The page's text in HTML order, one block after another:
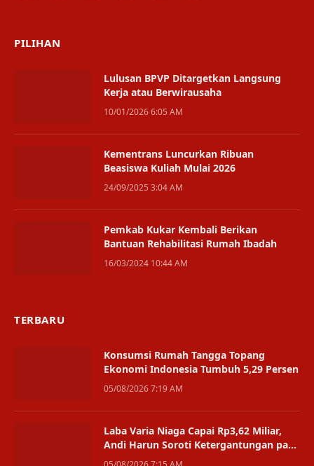
PILIHAN
Lulusan BPVP Ditargetkan Langsung
Kerja atau Berwirausaha
10/01/2026 6:05 AM
Kementrans Luncurkan Ribuan
Beasiswa Kuliah Mulai 2026
24/09/2025 3:04 AM
Pemkab Kukar Kembali Berikan
Bantuan Rehabilitasi Rumah Ibadah
16/03/2024 10:44 AM
TERBARU
Konsumsi Rumah Tangga Topang
Ekonomi Indonesia Tumbuh 5,29 Persen
05/08/2026 7:19 AM
Laba Varia Niaga Capai Rp3,62 Miliar,
Andi Harun Soroti Ketergantungan pada
Satu Bisnis